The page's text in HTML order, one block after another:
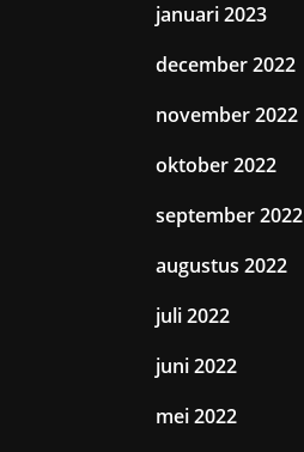
januari 2023
december 2022
november 2022
oktober 2022
september 2022
augustus 2022
juli 2022
juni 2022
mei 2022